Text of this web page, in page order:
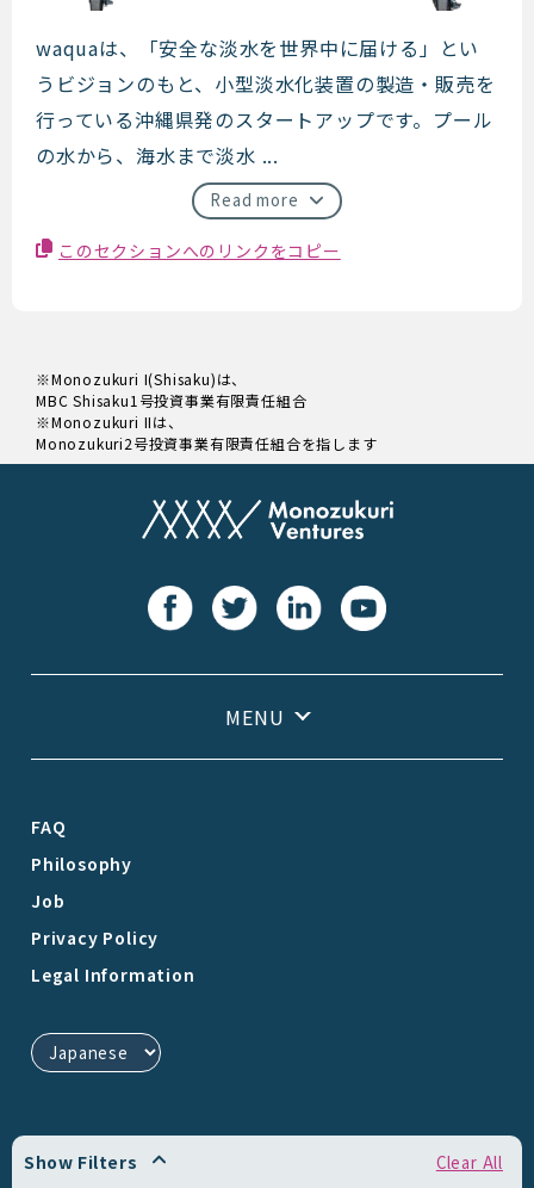
Show Filters Clear All
Waqua
waquaは、「安全な淡水を世界中に届ける」とい
うビジョンのもと、小型淡水化装置の製造・販売を
行っている沖縄県発のスタートアップです。プール
の水から、海水まで淡水 ...
Read more
このセクションへのリンクをコピー
※Monozukuri I(Shisaku)は、
MBC Shisaku1号投資事業有限責任組合
※Monozukuri IIは、
Monozukuri2号投資事業有限責任組合を指します
FAQ
Philosophy
Job
Privacy Policy
Legal Information